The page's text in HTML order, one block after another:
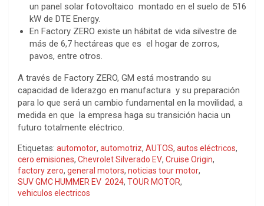
un panel solar fotovoltaico montado en el suelo de 516
kW de DTE Energy.
En Factory ZERO existe un hábitat de vida silvestre de
más de 6,7 hectáreas que es el hogar de zorros,
pavos, entre otros.
A través de Factory ZERO, GM está mostrando su
capacidad de liderazgo en manufactura y su preparación
para lo que será un cambio fundamental en la movilidad, a
medida en que la empresa haga su transición hacia un
futuro totalmente eléctrico.
Etiquetas: automotor, automotriz, AUTOS, autos eléctricos,
cero emisiones, Chevrolet Silverado EV, Cruise Origin,
factory zero, general motors, noticias tour motor,
SUV GMC HUMMER EV 2024, TOUR MOTOR,
vehiculos electricos